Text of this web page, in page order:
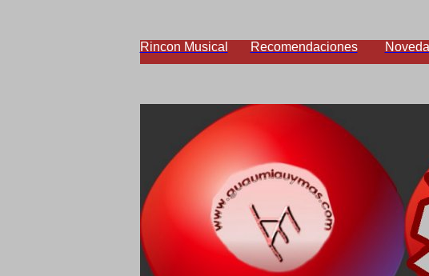
Rincon Musical Recomendaciones